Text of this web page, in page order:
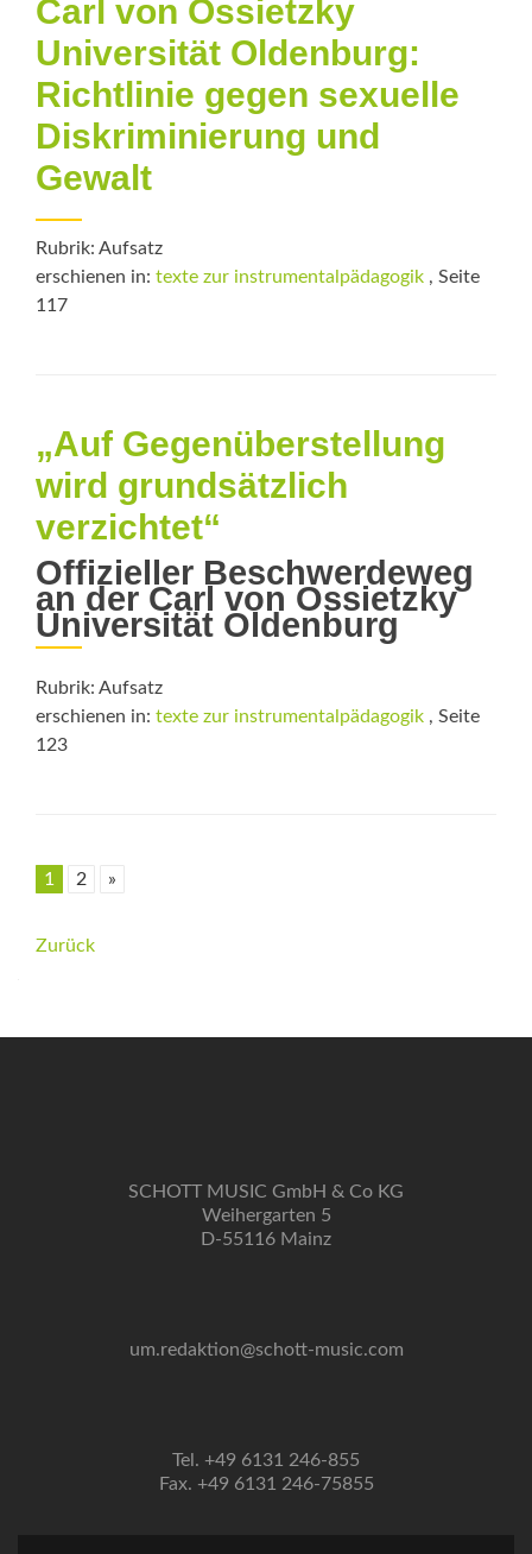
Carl von Ossietzky
Universität Oldenburg:
Richtlinie gegen sexuelle
Diskriminierung und
Gewalt
Rubrik: Aufsatz
erschienen in: texte zur instrumentalpädagogik , Seite
117
„Auf Gegenüberstellung
wird grundsätzlich
verzichtet“
Offizieller Beschwerdeweg
an der Carl von Ossietzky
Universität Oldenburg
Rubrik: Aufsatz
erschienen in: texte zur instrumentalpädagogik , Seite
123
1 2 »
Beitrags-
Zurück
SCHOTT MUSIC GmbH & Co KG
Weihergarten 5
D-55116 Mainz
um.redaktion@schott-music.com
Tel. +49 6131 246-855
Fax. +49 6131 246-75855